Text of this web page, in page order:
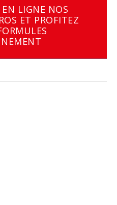
LIGNE NOS
ET PROFITEZ